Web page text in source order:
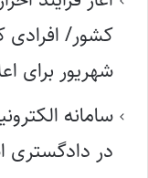
کشور/ افرادی
شهریور برای
سامانه
در دادگستری